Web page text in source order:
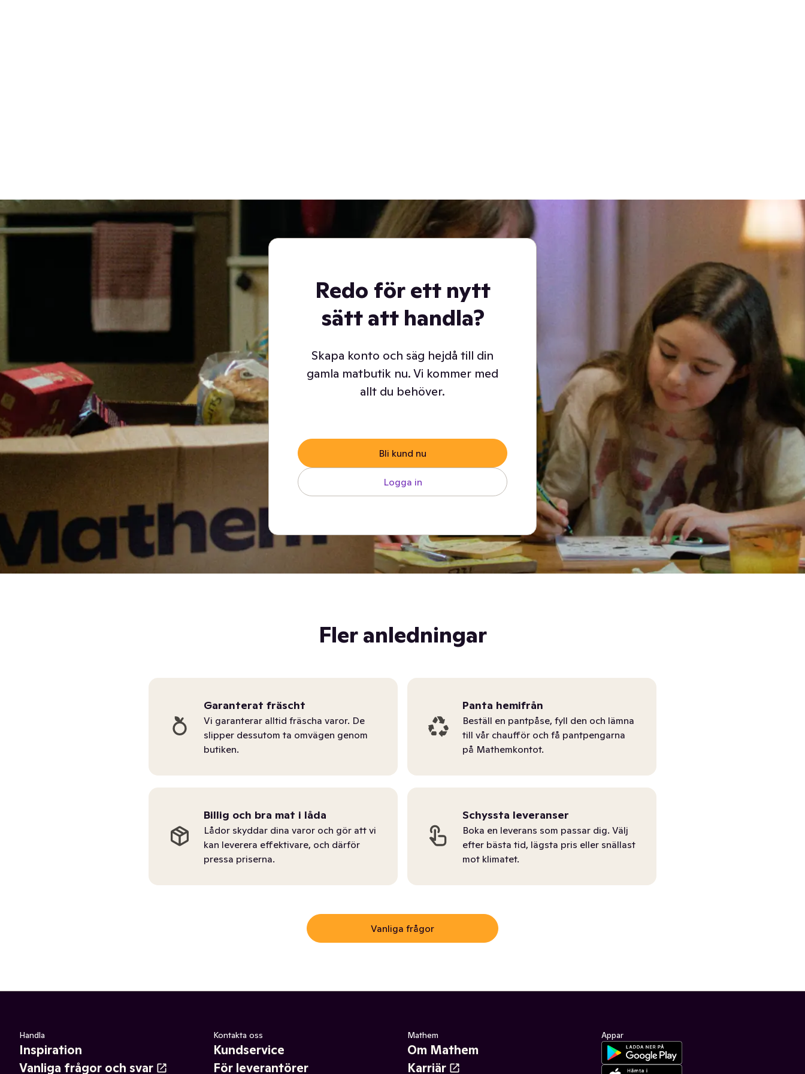
Redo för ett nytt
sätt att handla?
Skapa konto och säg hejdå till din
gamla matbutik nu. Vi kommer med
allt du behöver.
Bli kund nu
Logga in
Fler anledningar
Garanterat fräscht
Vi garanterar alltid fräscha varor. De
slipper dessutom ta omvägen genom
butiken.
Panta hemifrån
Beställ en pantpåse, fyll den och lämna
till vår chaufför och få pantpengarna
på Mathemkontot.
Billig och bra mat i låda
Lådor skyddar dina varor och gör att vi
kan leverera effektivare, och därför
pressa priserna.
Schyssta leveranser
Boka en leverans som passar dig. Välj
efter bästa tid, lägsta pris eller snällast
mot klimatet.
Vanliga frågor
Handla
Inspiration
Vanliga frågor och svar
Kontakta oss
Kundservice
För leverantörer
Mathem
Om Mathem
Karriär
Appar